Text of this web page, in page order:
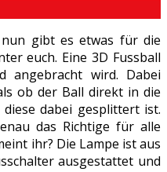
gibt es etwas für die
euch. Eine 3D Fussball
angebracht wird. Dabei
ob der Ball direkt in die
dabei gesplittert ist.
das Richtige für alle
ihr? Die Lampe ist aus
ausgestattet und